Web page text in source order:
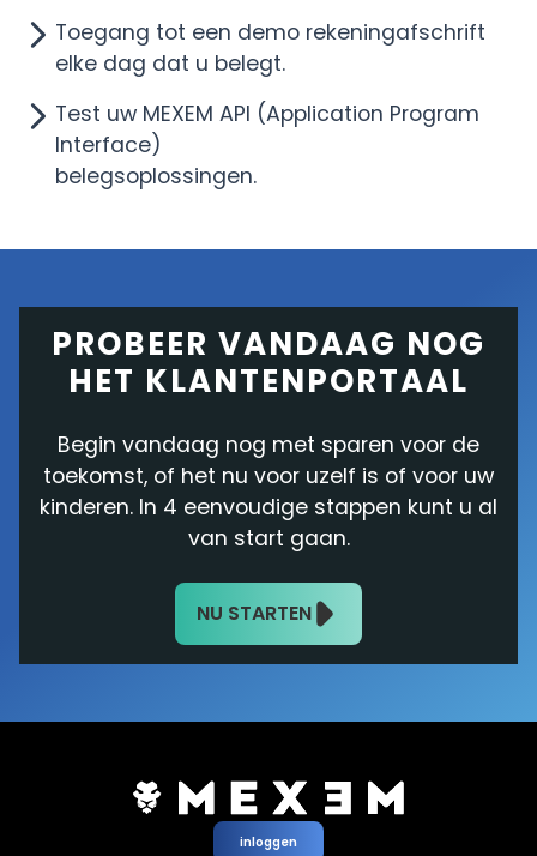
Toegang tot een demo rekeningafschrift
elke dag dat u belegt.
Test uw MEXEM API (Application Program
Interface)
belegsoplossingen.
PROBEER VANDAAG NOG
HET KLANTENPORTAAL
Begin vandaag nog met sparen voor de
toekomst, of het nu voor uzelf is of voor uw
kinderen. In 4 eenvoudige stappen kunt u al
van start gaan.
NU STARTEN
inloggen